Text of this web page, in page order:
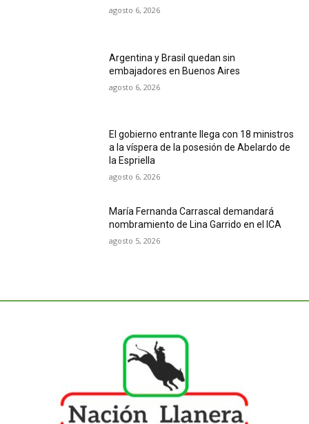
agosto 6, 2026
Argentina y Brasil quedan sin
embajadores en Buenos Aires
agosto 6, 2026
El gobierno entrante llega con 18 ministros
a la víspera de la posesión de Abelardo de
la Espriella
agosto 6, 2026
María Fernanda Carrascal demandará
nombramiento de Lina Garrido en el ICA
agosto 5, 2026